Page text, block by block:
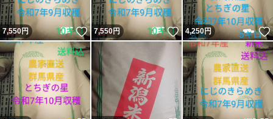
7,550円 いいね！
7,550円 いいね！
4,250円